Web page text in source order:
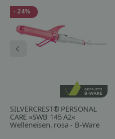
- 24%
SILVERCREST® PERSONAL
CARE »SWB 145 A2«
Welleneisen, rosa - B-Ware